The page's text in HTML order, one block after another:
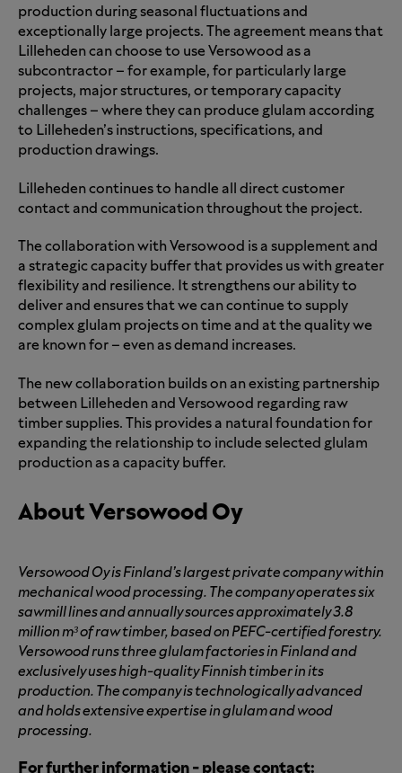
production during seasonal fluctuations and
exceptionally large projects. The agreement means that
Lilleheden can choose to use Versowood as a
subcontractor – for example, for particularly large
projects, major structures, or temporary capacity
challenges – where they can produce glulam according
to Lilleheden’s instructions, specifications, and
production drawings.
Lilleheden continues to handle all direct customer
contact and communication throughout the project.
The collaboration with Versowood is a supplement and
a strategic capacity buffer that provides us with greater
flexibility and resilience. It strengthens our ability to
deliver and ensures that we can continue to supply
complex glulam projects on time and at the quality we
are known for – even as demand increases.
The new collaboration builds on an existing partnership
between Lilleheden and Versowood regarding raw
timber supplies. This provides a natural foundation for
expanding the relationship to include selected glulam
production as a capacity buffer.
About Versowood Oy
Versowood Oy is Finland’s largest private company within
mechanical wood processing. The company operates six
sawmill lines and annually sources approximately 3.8
million m³ of raw timber, based on PEFC-certified forestry.
Versowood runs three glulam factories in Finland and
exclusively uses high-quality Finnish timber in its
production. The company is technologically advanced
and holds extensive expertise in glulam and wood
processing.
For further information - please contact: